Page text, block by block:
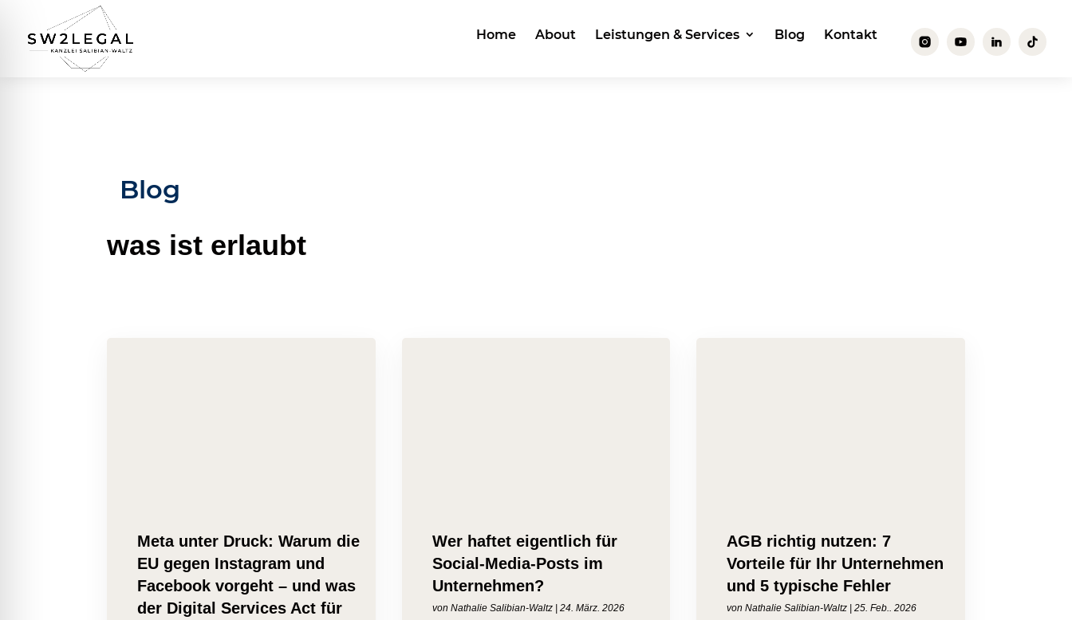
Home About Leistungen & Services Blog Kontakt
Blog
was ist erlaubt
Meta unter Druck: Warum die
EU gegen Instagram und
Facebook vorgeht – und was
der Digital Services Act für
Wer haftet eigentlich für
Social-Media-Posts im
Unternehmen?
von Nathalie Salibian-Waltz| 24. März. 2026
AGB richtig nutzen: 7
Vorteile für Ihr Unternehmen
und 5 typische Fehler
von Nathalie Salibian-Waltz| 25. Feb.. 2026